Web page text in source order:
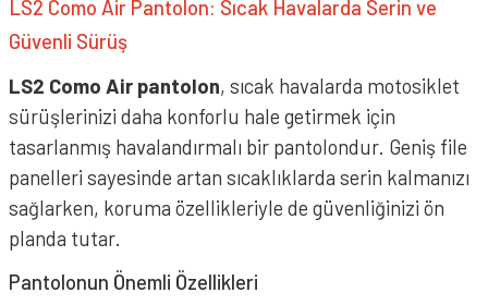
LS2 Como Air Pantolon: Sıcak Havalarda Serin ve
Güvenli Sürüş
LS2 Como Air pantolon, sıcak havalarda motosiklet
sürüşlerinizi daha konforlu hale getirmek için
tasarlanmış havalandırmalı bir pantolondur. Geniş file
panelleri sayesinde artan sıcaklıklarda serin kalmanızı
sağlarken, koruma özellikleriyle de güvenliğinizi ön
planda tutar.
Pantolonun Önemli Özellikleri